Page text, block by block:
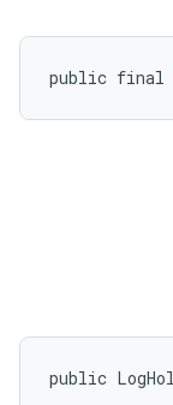
public final
public